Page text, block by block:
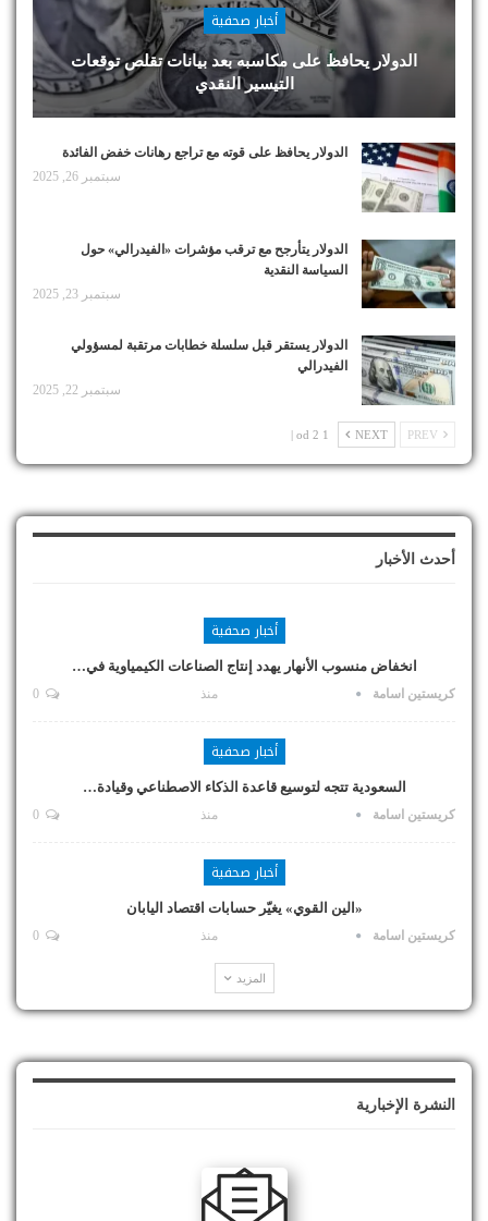
أخبار صحفية
الدولار يحافظ على مكاسبه بعد بيانات تقلص توقعات
التيسير النقدي
الدولار يحافظ على قوته مع تراجع رهانات خفض الفائدة
سبتمبر 26, 2025
الدولار يتأرجح مع ترقب مؤشرات «الفيدرالي» حول
السياسة النقدية
سبتمبر 23, 2025
الدولار يستقر قبل سلسلة خطابات مرتقبة لمسؤولي
الفيدرالي
سبتمبر 22, 2025
NEXT
1 od 2 |
أحدث الأخبار
أخبار صحفية
انخفاض منسوب الأنهار يهدد إنتاج الصناعات الكيمياوية في…
كريستين اسامة منذ
أخبار صحفية
السعودية تتجه لتوسيع قاعدة الذكاء الاصطناعي وقيادة…
كريستين اسامة منذ
أخبار صحفية
«الين القوي» يغيّر حسابات اقتصاد اليابان
كريستين اسامة منذ
المزيد
النشرة الإخبارية